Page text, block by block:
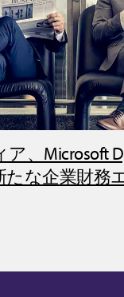
、Microsoft
たな企業財務